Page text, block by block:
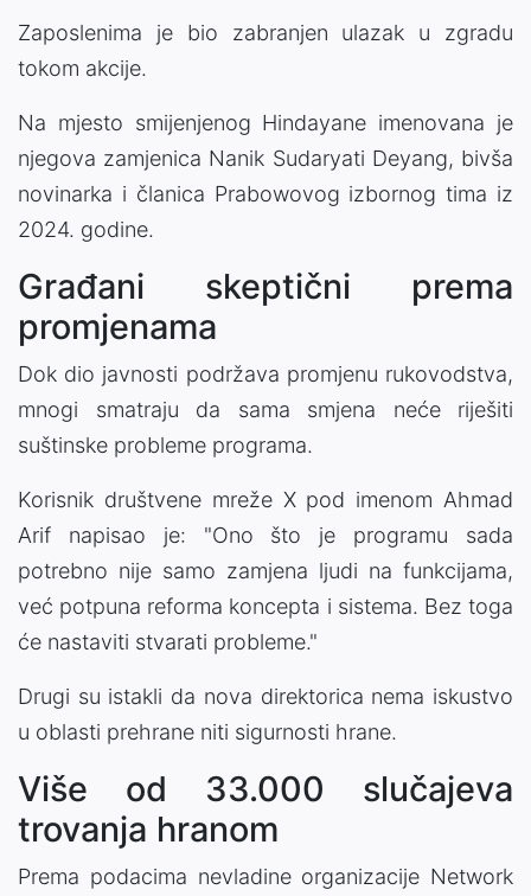
Zaposlenima je bio zabranjen ulazak u zgradu
tokom akcije.
Na mjesto smijenjenog Hindayane imenovana je
njegova zamjenica Nanik Sudaryati Deyang, bivša
novinarka i članica Prabowovog izbornog tima iz
2024. godine.
Građani skeptični prema
promjenama
Dok dio javnosti podržava promjenu rukovodstva,
mnogi smatraju da sama smjena neće riješiti
suštinske probleme programa.
Korisnik društvene mreže X pod imenom Ahmad
Arif napisao je: "Ono što je programu sada
potrebno nije samo zamjena ljudi na funkcijama,
već potpuna reforma koncepta i sistema. Bez toga
će nastaviti stvarati probleme."
Drugi su istakli da nova direktorica nema iskustvo
u oblasti prehrane niti sigurnosti hrane.
Više od 33.000 slučajeva
trovanja hranom
Prema podacima nevladine organizacije Network